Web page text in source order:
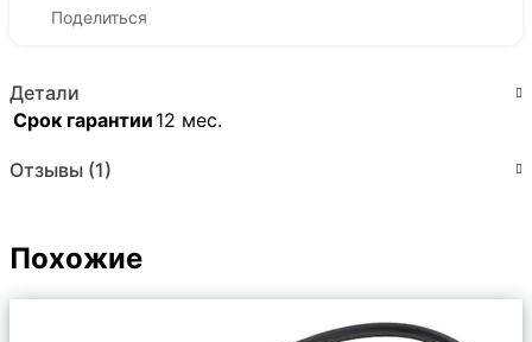
Поделиться
Детали
Срок гарантии 12 мес.
Отзывы (1)
Похожие